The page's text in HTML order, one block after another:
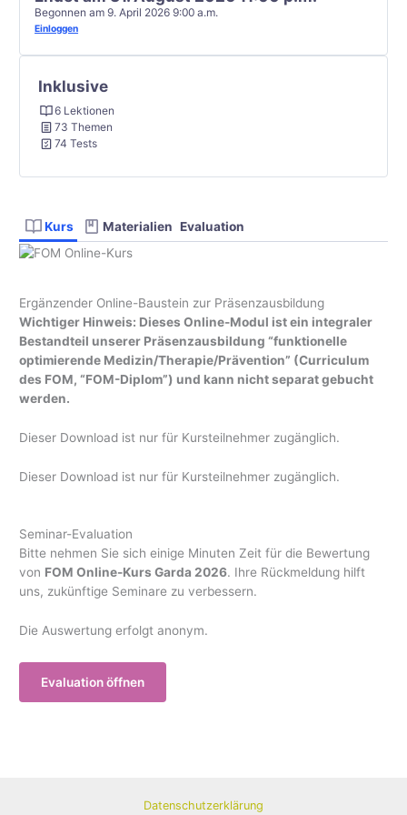
Kurs Materialien Evaluation
Ergänzender Online-Baustein zur Präsenzausbildung
Wichtiger Hinweis: Dieses Online-Modul ist ein integraler
Bestandteil unserer Präsenzausbildung “funktionelle
optimierende Medizin/Therapie/Prävention” (Curriculum
des FOM, “FOM-Diplom”) und kann nicht separat gebucht
werden.
Dieser Download ist nur für Kursteilnehmer zugänglich.
Dieser Download ist nur für Kursteilnehmer zugänglich.
Seminar-Evaluation
Bitte nehmen Sie sich einige Minuten Zeit für die Bewertung
von FOM Online-Kurs Garda 2026. Ihre Rückmeldung hilft
uns, zukünftige Seminare zu verbessern.
Die Auswertung erfolgt anonym.
Evaluation öffnen
Begonnen am 9. April 2026 9:00 a.m.
Einloggen
Inklusive
6 Lektionen
73 Themen
74 Tests
Datenschutzerklärung